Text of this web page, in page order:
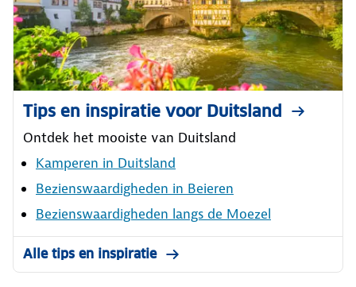
Tips en inspiratie voor Duitsland
Ontdek het mooiste van Duitsland
Kamperen in Duitsland
Bezienswaardigheden in Beieren
Bezienswaardigheden langs de Moezel
Alle tips en inspiratie